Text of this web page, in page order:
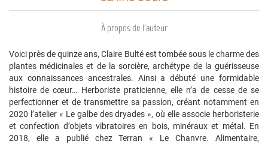
À propos de l'auteur
Voici près de quinze ans, Claire Bulté est tombée sous le charme des
plantes médicinales et de la sorcière, archétype de la guérisseuse
aux connaissances ancestrales. Ainsi a débuté une formidable
histoire de cœur… Herboriste praticienne, elle n’a de cesse de se
perfectionner et de transmettre sa passion, créant notamment en
2020 l’atelier « Le galbe des dryades », où elle associe herboristerie
et confection d’objets vibratoires en bois, minéraux et métal. En
2018, elle a publié chez Terran « Le Chanvre. Alimentaire,